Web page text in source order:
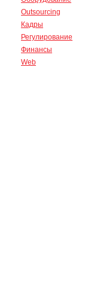
Outsourcing
Кадры
Регулирование
Финансы
Web